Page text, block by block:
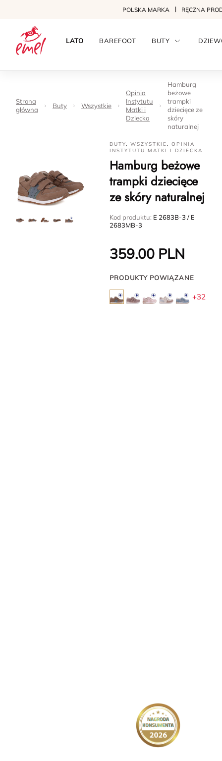
POLSKA MARKA RĘCZNA
LATO BAREFOOT BUTY
Strona
główna
Buty Wszystkie
Opinia
Instytutu
Matki i
Dziecka
Hamburg
beżowe
trampki
dziecięce ze
skóry
naturalnej
BUTY,WSZYSTKIE,OPINIA
INSTYTUTU MATKI I DZIECKA
Hamburg beżowe
trampki dziecięce
ze skóry naturalnej
Kod produktu: E 2683B-3 / E
2683MB-3
359.00 PLN
PRODUKTY POWIĄZANE
+32